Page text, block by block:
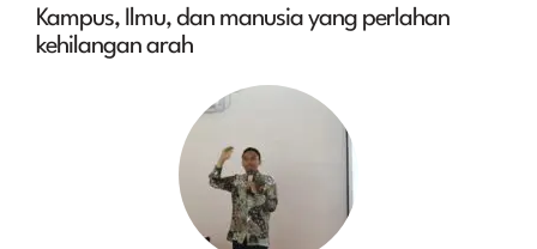
Kampus, Ilmu, dan manusia yang perlahan
kehilangan arah